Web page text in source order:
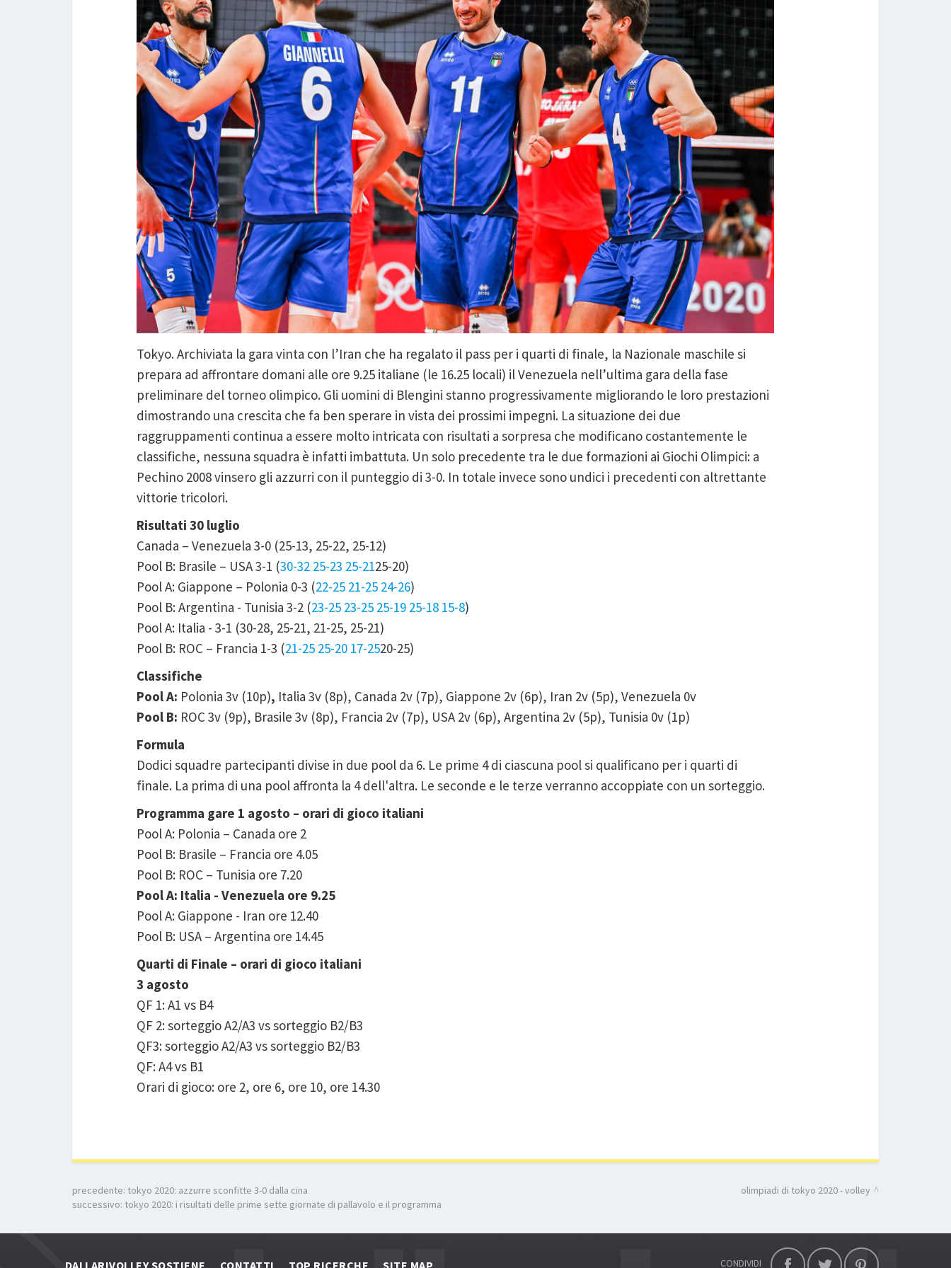
Tokyo. Archiviata la gara vinta con l’Iran che ha regalato il pass per i quarti di finale, la Nazionale maschile si
prepara ad affrontare domani alle ore 9.25 italiane (le 16.25 locali) il Venezuela nell’ultima gara della fase
preliminare del torneo olimpico. Gli uomini di Blengini stanno progressivamente migliorando le loro prestazioni
dimostrando una crescita che fa ben sperare in vista dei prossimi impegni. La situazione dei due
raggruppamenti continua a essere molto intricata con risultati a sorpresa che modificano costantemente le
classifiche, nessuna squadra è infatti imbattuta. Un solo precedente tra le due formazioni ai Giochi Olimpici: a
Pechino 2008 vinsero gli azzurri con il punteggio di 3-0. In totale invece sono undici i precedenti con altrettante
vittorie tricolori.
Risultati 30 luglio
Canada – Venezuela 3-0 (25-13, 25-22, 25-12)
Pool B: Brasile – USA 3-1 (30-32 25-23 25-2125-20)
Pool A: Giappone – Polonia 0-3 (22-25 21-25 24-26)
Pool B: Argentina - Tunisia 3-2 (23-25 23-25 25-19 25-18 15-8)
Pool A: Italia - 3-1 (30-28, 25-21, 21-25, 25-21)
Pool B: ROC – Francia 1-3 (21-25 25-20 17-2520-25)
Classifiche
Pool A: Polonia 3v (10p), Italia 3v (8p), Canada 2v (7p), Giappone 2v (6p), Iran 2v (5p), Venezuela 0v
Pool B: ROC 3v (9p), Brasile 3v (8p), Francia 2v (7p), USA 2v (6p), Argentina 2v (5p), Tunisia 0v (1p)
Formula
Dodici squadre partecipanti divise in due pool da 6. Le prime 4 di ciascuna pool si qualificano per i quarti di
finale. La prima di una pool affronta la 4 dell'altra. Le seconde e le terze verranno accoppiate con un sorteggio.
Programma gare 1 agosto – orari di gioco italiani
Pool A: Polonia – Canada ore 2
Pool B: Brasile – Francia ore 4.05
Pool B: ROC – Tunisia ore 7.20
Pool A: Italia - Venezuela ore 9.25
Pool A: Giappone - Iran ore 12.40
Pool B: USA – Argentina ore 14.45
Quarti di Finale – orari di gioco italiani
3 agosto
QF 1: A1 vs B4
QF 2: sorteggio A2/A3 vs sorteggio B2/B3
QF3: sorteggio A2/A3 vs sorteggio B2/B3
QF: A4 vs B1
Orari di gioco: ore 2, ore 6, ore 10, ore 14.30
precedente: tokyo 2020: azzurre sconfitte 3-0 dalla cina
successivo: tokyo 2020: i risultati delle prime sette giornate di pallavolo e il programma
olimpiadi di tokyo 2020 - volley
DALLARIVOLLEY SOSTIENE CONTATTI TOP RICERCHE SITE MAP CONDIVIDI